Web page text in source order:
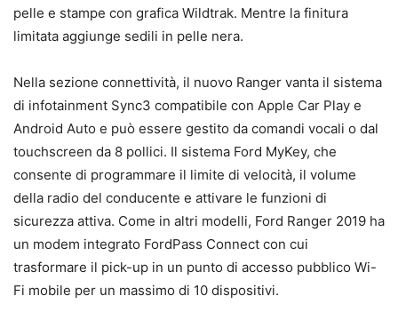
pelle e stampe con grafica Wildtrak. Mentre la finitura
limitata aggiunge sedili in pelle nera.
Nella sezione connettività, il nuovo Ranger vanta il sistema
di infotainment Sync3 compatibile con Apple Car Play e
Android Auto e può essere gestito da comandi vocali o dal
touchscreen da 8 pollici. Il sistema Ford MyKey, che
consente di programmare il limite di velocità, il volume
della radio del conducente e attivare le funzioni di
sicurezza attiva. Come in altri modelli, Ford Ranger 2019 ha
un modem integrato FordPass Connect con cui
trasformare il pick-up in un punto di accesso pubblico Wi-
Fi mobile per un massimo di 10 dispositivi.